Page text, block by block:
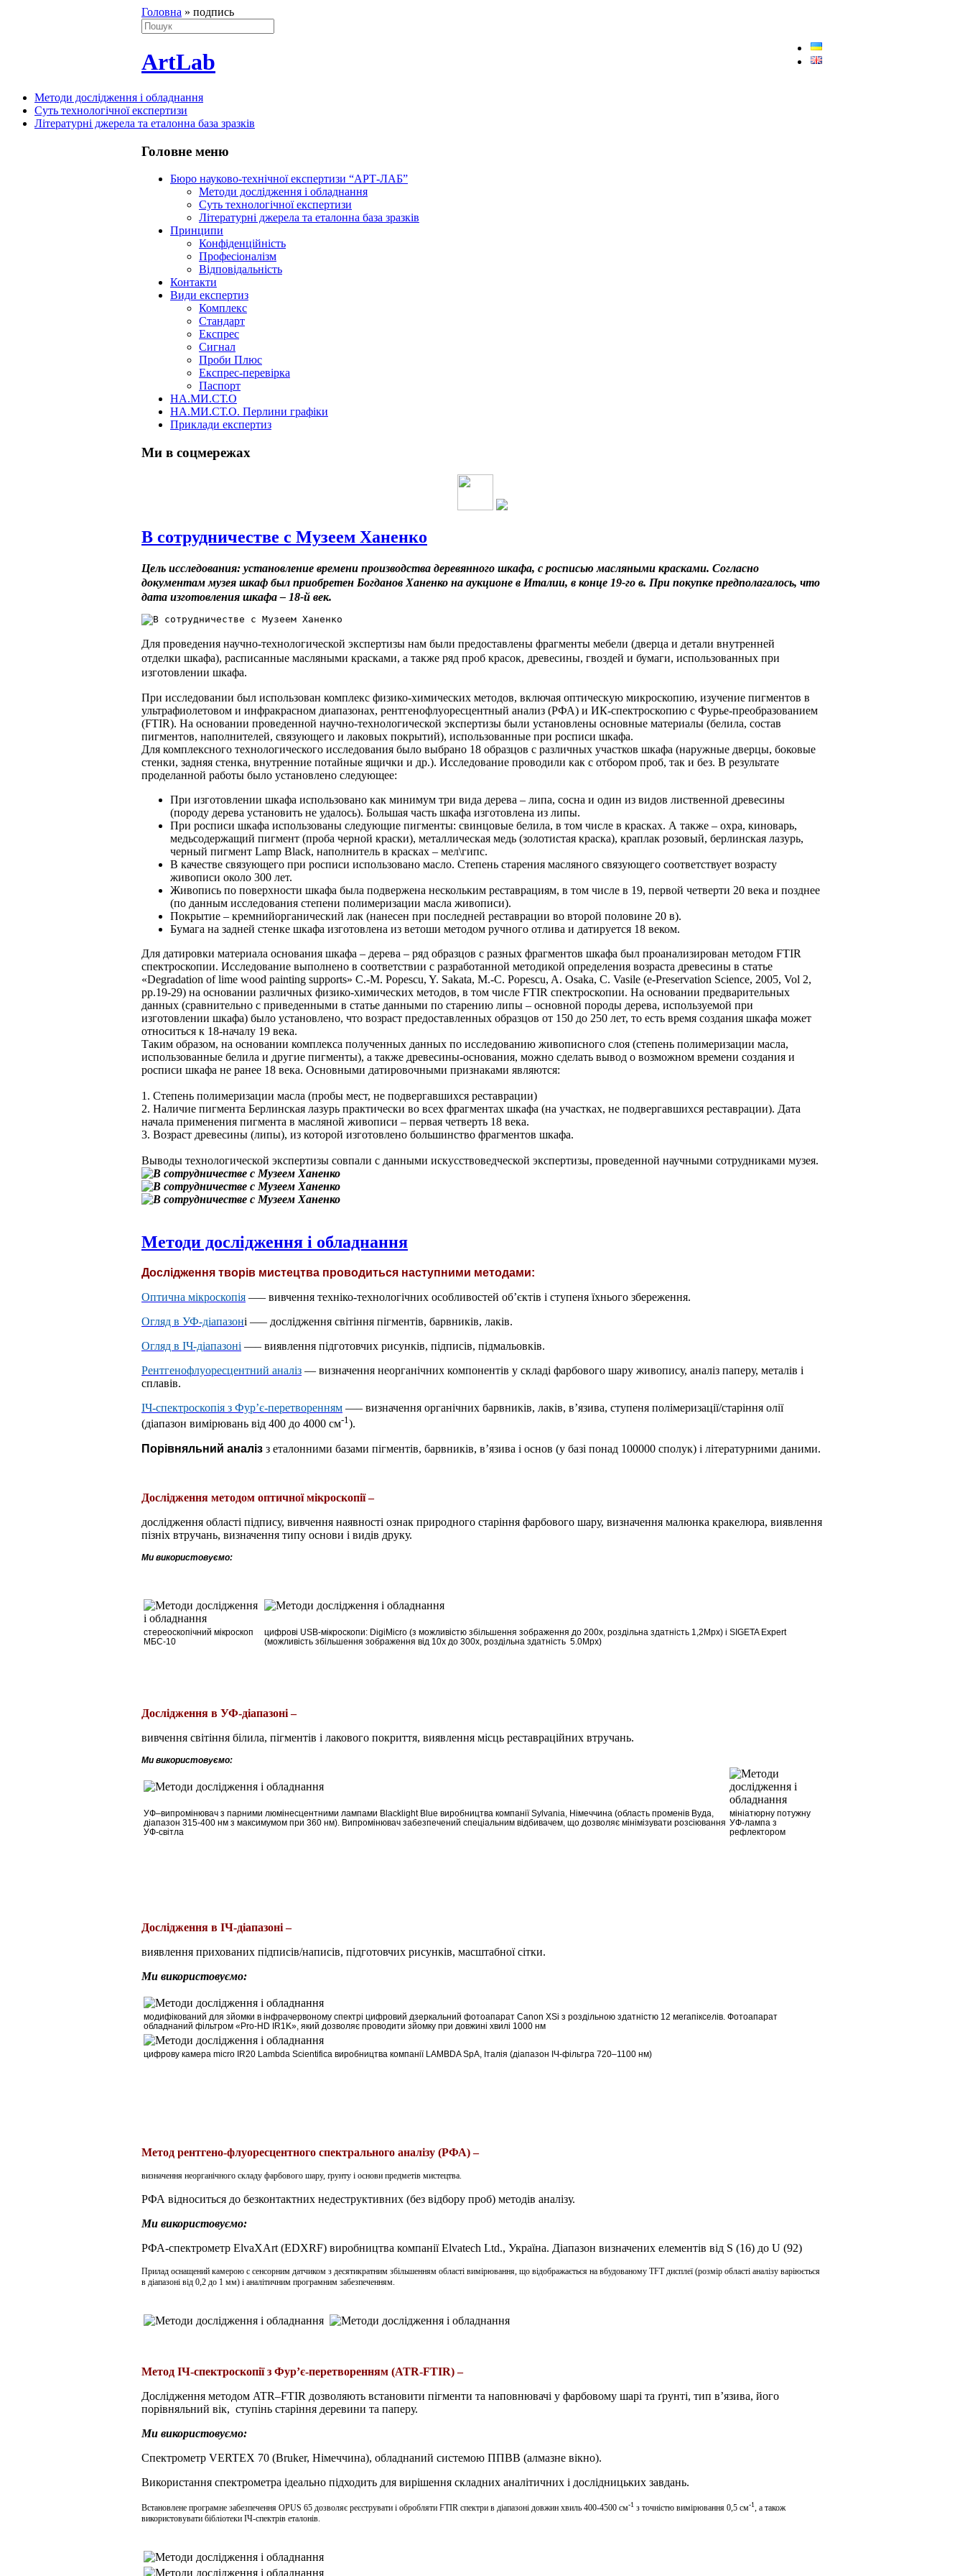
Головна » подпись
ArtLab
Методи дослідження і обладнання
Суть технологічної експертизи
Літературні джерела та еталонна база зразків
Головне меню
Бюро науково-технічної експертизи “АРТ-ЛАБ”
Методи дослідження і обладнання
Суть технологічної експертизи
Літературні джерела та еталонна база зразків
Принципи
Конфіденційність
Професіоналізм
Відповідальність
Контакти
Види експертиз
Комплекс
Стандарт
Експрес
Сигнал
Проби Плюс
Експрес-перевірка
Паспорт
НА.МИ.СТ.О
НА.МИ.СТ.О. Перлини графіки
Приклади експертиз
Ми в соцмережах
Skip
to
В сотрудничестве с Музеем Ханенко
Цель исследования: установление времени производства деревянного шкафа, с росписью масляными красками. Согласно
документам музея шкаф был приобретен Богданов Ханенко на аукционе в Италии, в конце 19-го в. При покупке предполагалось, что
дата изготовления шкафа – 18-й век.
Для проведения научно-технологической экспертизы нам были предоставлены фрагменты мебели (дверца и детали внутренней
отделки шкафа), расписанные масляными красками, а также ряд проб красок, древесины, гвоздей и бумаги, использованных при
изготовлении шкафа.
При исследовании был использован комплекс физико-химических методов, включая оптическую микроскопию, изучение пигментов в
ультрафиолетовом и инфракрасном диапазонах, рентгенофлуоресцентный анализ (РФА) и ИК-спектроскопию с Фурье-преобразованием
(FTIR). На основании проведенной научно-технологической экспертизы были установлены основные материалы (белила, состав
пигментов, наполнителей, связующего и лаковых покрытий), использованные при росписи шкафа.
Для комплексного технологического исследования было выбрано 18 образцов с различных участков шкафа (наружные дверцы, боковые
стенки, задняя стенка, внутренние потайные ящички и др.). Исследование проводили как с отбором проб, так и без. В результате
проделанной работы было установлено следующее:
При изготовлении шкафа использовано как минимум три вида дерева – липа, сосна и один из видов лиственной древесины
(породу дерева установить не удалось). Большая часть шкафа изготовлена из липы.
При росписи шкафа использованы следующие пигменты: свинцовые белила, в том числе в красках. А также – охра, киноварь,
медьсодержащий пигмент (проба черной краски), металлическая медь (золотистая краска), краплак розовый, берлинская лазурь,
черный пигмент Lamp Black, наполнитель в красках – мел\гипс.
В качестве связующего при росписи использовано масло. Степень старения масляного связующего соответствует возрасту
живописи около 300 лет.
Живопись по поверхности шкафа была подвержена нескольким реставрациям, в том числе в 19, первой четверти 20 века и позднее
(по данным исследования степени полимеризации масла живописи).
Покрытие – кремнийорганический лак (нанесен при последней реставрации во второй половине 20 в).
Бумага на задней стенке шкафа изготовлена из ветоши методом ручного отлива и датируется 18 веком.
Для датировки материала основания шкафа – дерева – ряд образцов с разных фрагментов шкафа был проанализирован методом FTIR
спектроскопии. Исследование выполнено в соответствии с разработанной методикой определения возраста древесины в статье
«Degradation of lime wood painting supports» C.-M. Popescu, Y. Sakata, M.-C. Popescu, A. Osaka, C. Vasile (е-Preservation Science, 2005, Vol 2,
pp.19-29) на основании различных физико-химических методов, в том числе FTIR спектроскопии. На основании предварительных
данных (сравнительно c приведенными в статье данными по старению липы – основной породы дерева, используемой при
изготовлении шкафа) было установлено, что возраст предоставленных образцов от 150 до 250 лет, то есть время создания шкафа может
относиться к 18-началу 19 века.
Таким образом, на основании комплекса полученных данных по исследованию живописного слоя (степень полимеризации масла,
использованные белила и другие пигменты), а также древесины-основания, можно сделать вывод о возможном времени создания и
росписи шкафа не ранее 18 века. Основными датировочными признаками являются:
1. Степень полимеризации масла (пробы мест, не подвергавшихся реставрации)
2. Наличие пигмента Берлинская лазурь практически во всех фрагментах шкафа (на участках, не подвергавшихся реставрации). Дата
начала применения пигмента в масляной живописи – первая четверть 18 века.
3. Возраст древесины (липы), из которой изготовлено большинство фрагментов шкафа.
Выводы технологической экспертизы совпали с данными искусствоведческой экспертизы, проведенной научными сотрудниками музея.
Методи дослідження і обладнання
Дослідження творів мистецтва проводиться наступними методами:
Оптична мікроскопія —– вивчення техніко-технологічних особливостей об’єктів і ступеня їхнього збереження.
Огляд в УФ-діапазоні —– дослідження світіння пігментів, барвників, лаків.
Огляд в ІЧ-діапазоні —– виявлення підготовчих рисунків, підписів, підмальовків.
Рентгенофлуоресцентний аналіз — визначення неорганічних компонентів у складі фарбового шару живопису, аналіз паперу, металів і
сплавів.
ІЧ-спектроскопія з Фур’є-перетворенням —– визначення органічних барвників, лаків, в’язива, ступеня полімеризації/старіння олії
(діапазон вимірювань від 400 до 4000 см-1).
Порівняльний аналіз з еталонними базами пігментів, барвників, в’язива і основ (у базі понад 100000 сполук) і літературними даними.
Дослідження методом оптичної мікроскопії –
дослідження області підпису, вивчення наявності ознак природного старіння фарбового шару, визначення малюнка кракелюра, виявлення
пізніх втручань, визначення типу основи і видів друку.
Ми використовуємо:
стереоскопічний мікроскоп
МБС-10
цифрові USB-мікроскопи: DigiMicro (з можливістю збільшення зображення до 200х, роздільна здатність 1,2Mpx) і SIGETA Expert
(можливість збільшення зображення від 10х до 300x, роздільна здатність 5.0Mpx)
Дослідження в УФ-діапазоні –
вивчення світіння білила, пігментів і лакового покриття, виявлення місць реставраційних втручань.
Ми використовуємо:
УФ–випромінювач з парними люмінесцентними лампами Blacklight Blue виробництва компанії Sylvania, Німеччина (область променів Вуда,
діапазон 315-400 нм з максимумом при 360 нм). Випромінювач забезпечений спеціальним відбивачем, що дозволяє мінімізувати розсіювання
УФ-світла
мініатюрну потужну
УФ-лампа з
рефлектором
Дослідження в ІЧ-діапазоні–
виявлення прихованих підписів/написів, підготовчих рисунків, масштабної сітки.
Ми використовуємо:
модифікований для зйомки в інфрачервоному спектрі цифровий дзеркальний фотоапарат Canon XSi з роздільною здатністю 12 мегапікселів. Фотоапарат
обладнаний фільтром «Pro-HD IR1K» , який дозволяє проводити зйомку при довжині хвилі 1000 нм
цифрову камера micro IR20 Lambda Scientifica виробництва компанії LAMBDA SpA , Італія (діапазон ІЧ-фільтра 720–1100 нм)
Метод рентгено-флуоресцентного спектрального аналізу (РФА) –
визначення неорганічного складу фарбового шару, ґрунту і основи предметів мистецтва.
РФА відноситься до безконтактних недеструктивних (без відбору проб) методів аналізу.
Ми використовуємо:
РФА-спектрометр ElvaXArt (EDXRF) виробництва компанії Elvatech Ltd., Україна. Діапазон визначених елементів від S (16) до U (92)
Прилад оснащений камерою c сенсорним датчиком з десятикратним збільшенням області вимірювання, що відображається на вбудованому TFTдисплеї (розмір області аналізу варіюється
в діапазоні від 0,2 до 1 мм) і аналітичним програмним забезпеченням.
Метод ІЧ-спектроскопії з Фур’є-перетворенням (ATR-FTIR) –
Дослідження методом ATR–FTIR дозволяють встановити пігменти та наповнювачі у фарбовому шарі та ґрунті, тип в’язива, його
порівняльний вік, ступінь старіння деревини та паперу.
Ми використовуємо:
Спектрометр VERTEX 70 (Bruker, Німеччина), обладнаний системою ППВВ (алмазне вікно).
Використання спектрометра ідеально підходить для вирішення складних аналітичних і дослідницьких завдань.
Встановлене програмне забезпечення OPUS 65 дозволяє реєструвати і обробляти FTIR спектри в діапазоні довжин хвиль 400-4500 см-1 з точністю вимірювання 0,5 см-1
, а також
використовувати бібліотеки ІЧ-спектрів еталонів.